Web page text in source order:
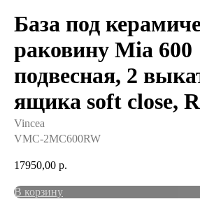
База под
раковину Mia 600
подвесная, 2
ящика soft close,
Vincea
VMC-2MC600RW
17950,00 р.
В корзину